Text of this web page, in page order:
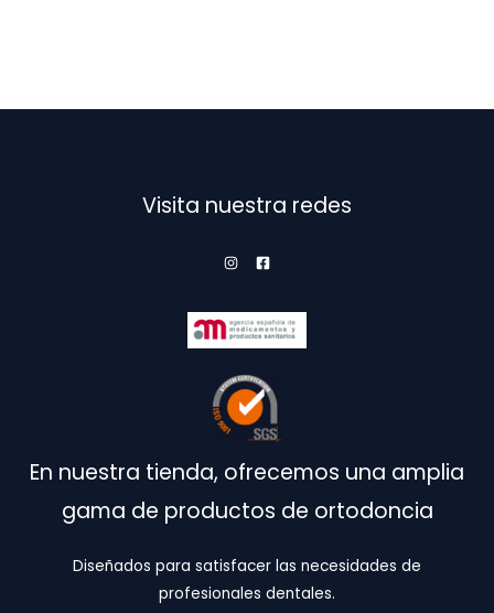
se
la
de
Visita nuestra redes
En nuestra tienda, ofrecemos una amplia
gama de productos de ortodoncia
Diseñados para satisfacer las necesidades de
profesionales dentales.